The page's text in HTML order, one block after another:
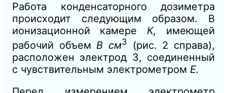
Работа конденсаторного дозиметра
происходит следующим образом. В
ионизационной камере К, имеющей
рабочий объем В см3
(рис. 2 справа),
расположен электрод 3, соединенный
с чувствительным электрометром Е.